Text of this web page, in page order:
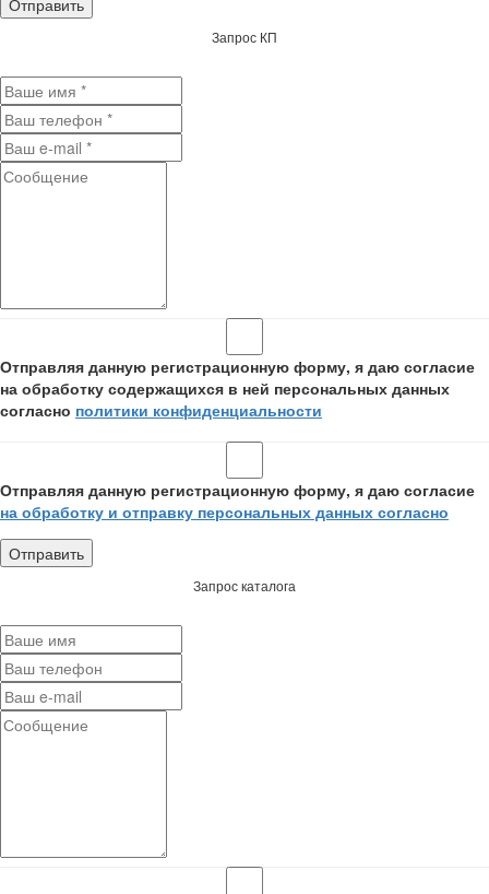
Запрос КП
Отправляя данную регистрационную форму, я даю согласие
на обработку содержащихся в ней персональных данных
согласно политики конфиденциальности
Отправляя данную регистрационную форму, я даю согласие
на обработку и отправку персональных данных согласно
Запрос каталога